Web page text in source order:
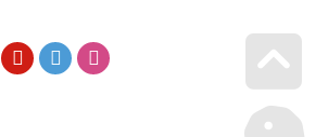
FacebookYoutubeTwitter
Go